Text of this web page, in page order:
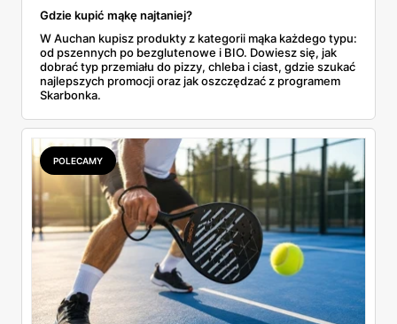
Gdzie kupić mąkę najtaniej?
W Auchan kupisz produkty z kategorii mąka każdego typu:
od pszennych po bezglutenowe i BIO. Dowiesz się, jak
dobrać typ przemiału do pizzy, chleba i ciast, gdzie szukać
najlepszych promocji oraz jak oszczędzać z programem
Skarbonka.
POLECAMY